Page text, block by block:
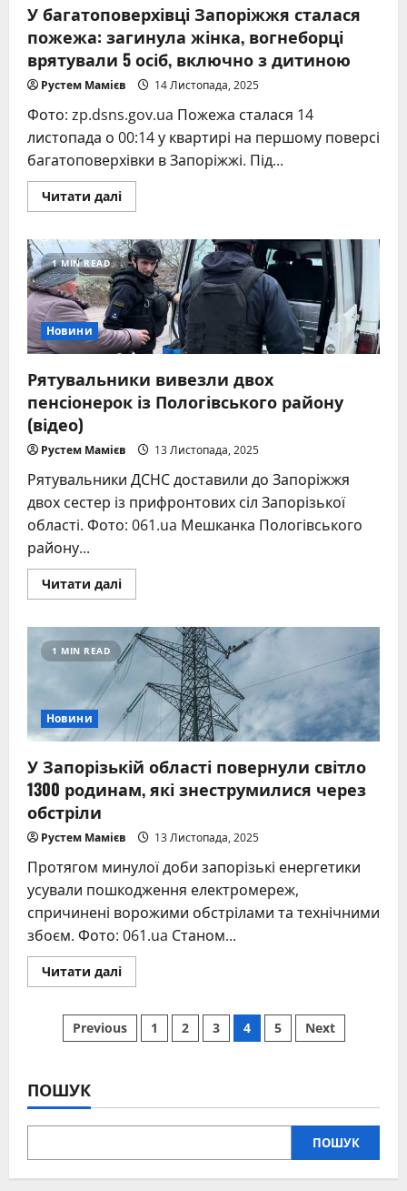
У багатоповерхівці Запоріжжя сталася
пожежа: загинула жінка, вогнеборці
врятували 5 осіб, включно з дитиною
Рустем Мамієв 14 Листопада, 2025
Фото: zp.dsns.gov.ua Пожежа сталася 14
листопада о 00:14 у квартирі на першому поверсі
багатоповерхівки в Запоріжжі. Під...
Читати даліRead
more
багатоповерхівці
Запоріжжя
сталася
пожежа:
загинула
жінка,
вогнеборці
врятували
5
включно
з
дитиною
1 MIN READ
Новини
Рятувальники вивезли двох
пенсіонерок із Пологівського району
(відео)
Рустем Мамієв 13 Листопада, 2025
Рятувальники ДСНС доставили до Запоріжжя
двох сестер із прифронтових сіл Запорізької
області. Фото: 061.ua Мешканка Пологівського
району...
Читати даліRead
more
вивезли
двох
пенсіонерок
із
Пологівського
району
(відео)
1 MIN READ
Новини
У Запорізькій області повернули світло
1300 родинам, які знеструмилися через
обстріли
Рустем Мамієв 13 Листопада, 2025
Протягом минулої доби запорізькі енергетики
усували пошкодження електромереж,
спричинені ворожими обстрілами та технічними
збоєм. Фото: 061.ua Станом...
Читати даліRead
more
Запорізькій
області
повернули
знеструмилися
через
Пагінація
Previous 1 2 3 4 5 Next
ПОШУК
ПОШУК